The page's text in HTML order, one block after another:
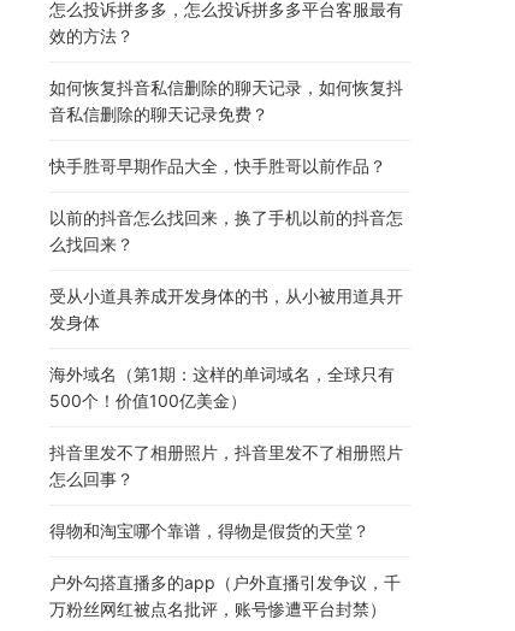
怎么投诉拼多多，怎么投诉拼多多平台客服最有
效的方法？
如何恢复抖音私信删除的聊天记录，如何恢复抖
音私信删除的聊天记录免费？
快手胜哥早期作品大全，快手胜哥以前作品？
以前的抖音怎么找回来，换了手机以前的抖音怎
么找回来？
受从小道具养成开发身体的书，从小被用道具开
发身体
海外域名（第1期：这样的单词域名，全球只有
500个！价值100亿美金）
抖音里发不了相册照片，抖音里发不了相册照片
怎么回事？
得物和淘宝哪个靠谱，得物是假货的天堂？
户外勾搭直播多的app（户外直播引发争议，千
万粉丝网红被点名批评，账号惨遭平台封禁）